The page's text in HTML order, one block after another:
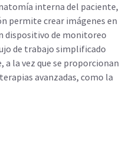
interna del paciente,
permite crear imágenes en
dispositivo de monitoreo
de trabajo simplificado
a la vez que se proporcionan
avanzadas, como la